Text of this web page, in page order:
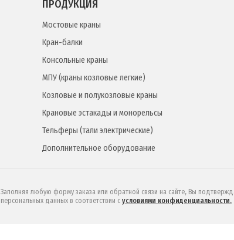
ПРОДУКЦИЯ
Мостовые краны
Кран-балки
Консольные краны
МПУ (краны козловые легкие)
Козловые и полукозловые краны
Крановые эстакады и монорельсы
Тельферы (тали электрические)
Дополнительное оборудование
Заполняя любую форму заказа или обратной связи на сайте, Вы
персональных данных в соответствии c условиями конфиденциальности.